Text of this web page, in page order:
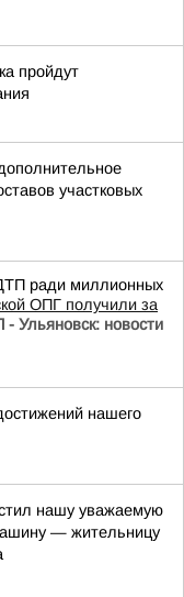
пройдут
участковых
ради миллионных
ОПГ получили за
- Ульяновск: новости
нашего
нашу уважаемую
— жительницу